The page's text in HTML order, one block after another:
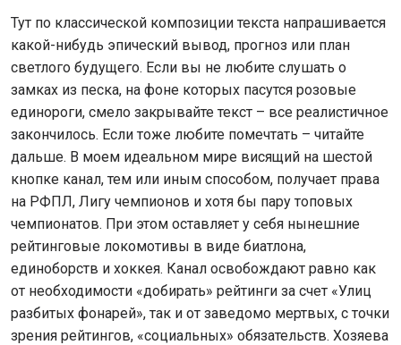
Тут по классической композиции текста напрашивается
какой-нибудь эпический вывод, прогноз или план
светлого будущего. Если вы не любите слушать о
замках из песка, на фоне которых пасутся розовые
единороги, смело закрывайте текст – все реалистичное
закончилось. Если тоже любите помечтать – читайте
дальше. В моем идеальном мире висящий на шестой
кнопке канал, тем или иным способом, получает права
на РФПЛ, Лигу чемпионов и хотя бы пару топовых
чемпионатов. При этом оставляет у себя нынешние
рейтинговые локомотивы в виде биатлона,
единоборств и хоккея. Канал освобождают равно как
от необходимости «добирать» рейтинги за счет «Улиц
разбитых фонарей», так и от заведомо мертвых, с точки
зрения рейтингов, «социальных» обязательств. Хозяева